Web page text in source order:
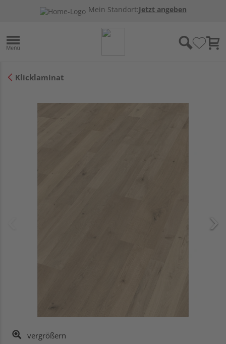
Mein Standort:Jetzt angeben
Klicklaminat
vergrößern